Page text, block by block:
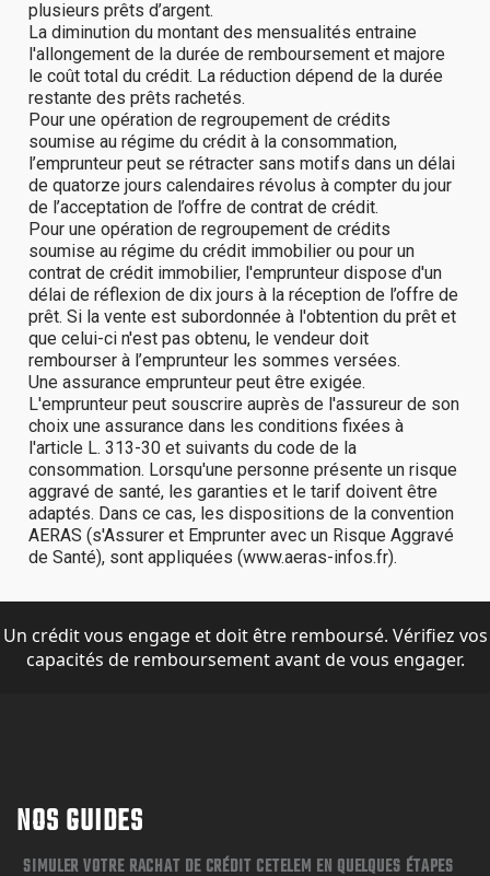
Un crédit vous engage et doit être remboursé. Vérifiez vos
capacités de remboursement avant de vous engager.
NOS GUIDES
SIMULER VOTRE RACHAT DE CRÉDIT CETELEM EN QUELQUES ÉTAPES